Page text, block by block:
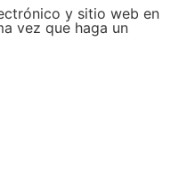
y sitio web en
vez que haga un